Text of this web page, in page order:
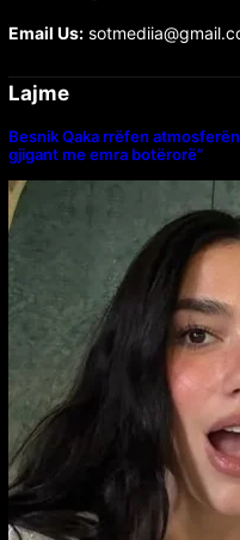
Email Us:
Lajme
Besnik Qaka rrëfen
gjigant me emra botërorë”